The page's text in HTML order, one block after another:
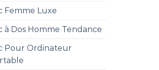
Femme Luxe
à Dos Homme Tendance
Pour Ordinateur